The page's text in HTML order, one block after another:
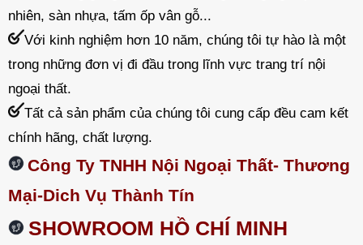
nhiên, sàn nhựa, tấm ốp vân gỗ...
Với kinh nghiệm hơn 10 năm, chúng tôi tự hào là một
trong những đơn vị đi đầu trong lĩnh vực trang trí nội
ngoại thất.
Tất cả sản phẩm của chúng tôi cung cấp đều cam kết
chính hãng, chất lượng.
Công Ty TNHH Nội Ngoại Thất- Thương
Mại-Dich Vụ Thành Tín
SHOWROOM HỒ CHÍ MINH